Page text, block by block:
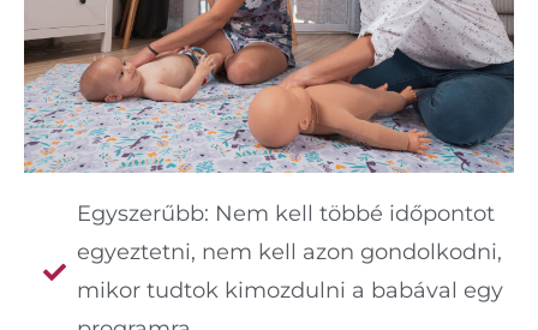
Egyszerűbb: Nem kell többé időpontot
egyeztetni, nem kell azon gondolkodni,
mikor tudtok kimozdulni a babával egy